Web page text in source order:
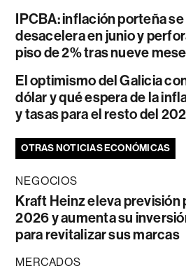
IPCBA: inflación porteña se
desacelera en junio y
piso de 2% tras nueve
El optimismo del Galicia
dólar y qué espera de la
y tasas para el resto del
OTRAS NOTICIAS ECONÓMICAS
NEGOCIOS
Kraft Heinz eleva previsión
2026 y aumenta su
para revitalizar sus marcas
MERCADOS